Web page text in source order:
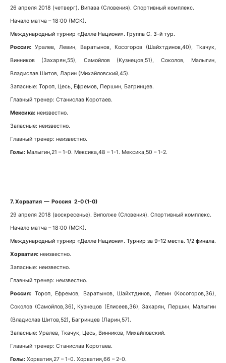
26 апреля 2018 (четверг). Випава (Словения). Спортивный комплекс.
Начало матча – 18:00 (МСК).
Международный турнир «Делле Национи». Группа С. 3-й тур.
Россия: Уралев, Левин, Варатынов, Косогоров (Шайхтдинов,40), Ткачук,
Винников (Захарян,55), Самойлов (Кузнецов,51), Соколов, Малыгин,
Владислав Шитов, Ларин (Михайловский,45).
Запасные: Тороп, Цесь, Ефремов, Першин, Багринцев.
Главный тренер: Станислав Коротаев.
Мексика: неизвестно.
Запасные: неизвестно.
Главный тренер: неизвестно.
Голы: Малыгин,21 – 1-0. Мексика,48 – 1-1. Мексика,50 – 1-2.
7. Хорватия — Россия 2-0 (1-0)
29 апреля 2018 (воскресенье). Виполже (Словения). Спортивный комплекс.
Начало матча – 18:00 (МСК).
Международный турнир «Делле Национи». Турнир за 9-12 места. 1/2 финала.
Хорватия: неизвестно.
Запасные: неизвестно.
Главный тренер: неизвестно.
Россия: Тороп, Ефремов, Варатынов, Шайхтдинов, Левин (Косогоров,36),
Соколов (Самойлов,36), Кузнецов (Елисеев,36), Захарян, Першин, Малыгин
(Владислав Шитов,52), Багринцев (Ларин,57).
Запасные: Уралев, Ткачук, Цесь, Винников, Михайловский.
Главный тренер: Станислав Коротаев.
Голы: Хорватия,27 – 1-0. Хорватия,66 – 2-0.